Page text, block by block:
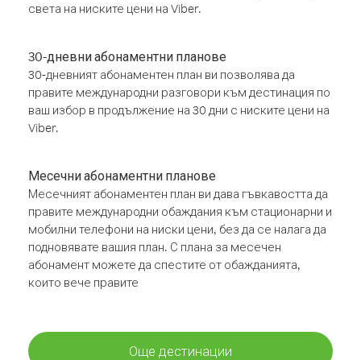
света на ниските цени на Viber.
30-дневни абонаментни планове
30-дневният абонаментен план ви позволява да
правите международни разговори към дестинация по
ваш избор в продължение на 30 дни с ниските цени на
Viber.
Месечни абонаментни планове
Месечният абонаментен план ви дава гъвкавостта да
правите международни обаждания към стационарни и
мобилни телефони на ниски цени, без да се налага да
подновявате вашия план. С плана за месечен
абонамент можете да спестите от обажданията,
които вече правите
Още дестинации